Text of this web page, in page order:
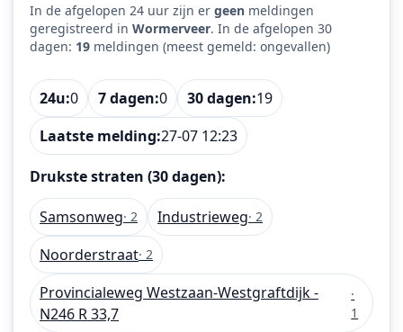
In de afgelopen 24 uur zijn er geen meldingen
geregistreerd in Wormerveer. In de afgelopen 30
dagen: 19 meldingen (meest gemeld: ongevallen)
24u:0 7 dagen:0 30 dagen:19
Laatste melding:27-07 12:23
Drukste straten (30 dagen):
Samsonweg· 2 Industrieweg· 2
Noorderstraat· 2
Provincialeweg Westzaan-Westgraftdijk -
N246 R 33,7
·
1